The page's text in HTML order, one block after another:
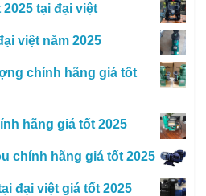
tại đại việt
việt năm 2025
chính hãng giá tốt
hãng giá tốt 2025
chính hãng giá tốt 2025
đại việt giá tốt 2025